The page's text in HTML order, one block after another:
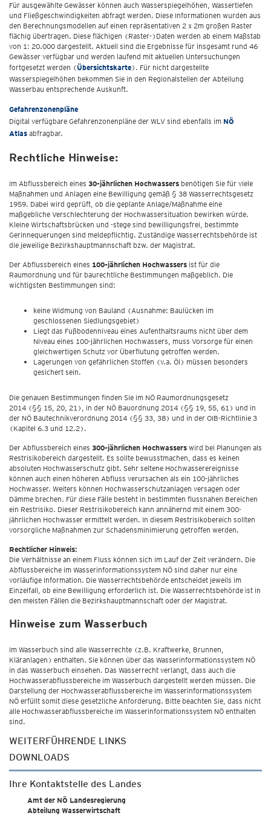
Für ausgewählte Gewässer können auch Wasserspiegelhöhen, Wassertiefen
und Fließgeschwindigkeiten abfragt werden. Diese Informationen wurden aus
den Berechnungsmodellen auf einen repräsentativen 2 x 2m großen Raster
flächig übertragen. Diese flächigen (Raster-)Daten werden ab einem Maßstab
von 1: 20.000 dargestellt. Aktuell sind die Ergebnisse für insgesamt rund 46
Gewässer verfügbar und werden laufend mit aktuellen Untersuchungen
fortgesetzt werden (Übersichtskarte). Für nicht dargestellte
Wasserspiegelhöhen bekommen Sie in den Regionalstellen der Abteilung
Wasserbau entsprechende Auskunft.
Gefahrenzonenpläne
Digital verfügbare Gefahrenzonenpläne der WLV sind ebenfalls im NÖ
Atlas abfragbar.
Rechtliche Hinweise:
Im Abflussbereich eines 30-jährlichen Hochwassers benötigen Sie für viele
Maßnahmen und Anlagen eine Bewilligung gemäß § 38 Wasserrechtsgesetz
1959. Dabei wird geprüft, ob die geplante Anlage/Maßnahme eine
maßgebliche Verschlechterung der Hochwassersituation bewirken würde.
Kleine Wirtschaftsbrücken und -stege sind bewilligungsfrei, bestimmte
Gerinnequerungen sind meldepflichtig. Zuständige Wasserrechtsbehörde ist
die jeweilige Bezirkshauptmannschaft bzw. der Magistrat.
Der Abflussbereich eines 100-jährlichen Hochwassers ist für die
Raumordnung und für baurechtliche Bestimmungen maßgeblich. Die
wichtigsten Bestimmungen sind:
keine Widmung von Bauland (Ausnahme: Baulücken im
geschlossenen Siedlungsgebiet)
Liegt das Fußbodenniveau eines Aufenthaltsraums nicht über dem
Niveau eines 100-jährlichen Hochwassers, muss Vorsorge für einen
gleichwertigen Schutz vor Überflutung getroffen werden.
Lagerungen von gefährlichen Stoffen (v.a. Öl) müssen besonders
gesichert sein.
Die genauen Bestimmungen finden Sie im NÖ Raumordnungsgesetz
2014 (§§ 15, 20, 21), in der NÖ Bauordnung 2014 (§§ 19, 55, 61) und in
der NÖ Bautechnikverordnung 2014 (§§ 33, 38) und in der OIB-Richtlinie 3
(Kapitel 6.3 und 12.2).
Der Abflussbereich eines 300-jährlichen Hochwassers wird bei Planungen als
Restrisikobereich dargestellt. Es sollte bewusstmachen, dass es keinen
absoluten Hochwasserschutz gibt. Sehr seltene Hochwasserereignisse
können auch einen höheren Abfluss verursachen als ein 100-jährliches
Hochwasser. Weiters können Hochwasserschutzanlagen versagen oder
Dämme brechen. Für diese Fälle besteht in bestimmten flussnahen Bereichen
ein Restrisiko. Dieser Restrisikobereich kann annähernd mit einem 300-
jährlichen Hochwasser ermittelt werden. In diesem Restrisikobereich sollten
vorsorgliche Maßnahmen zur Schadensminimierung getroffen werden.
Rechtlicher Hinweis:
Die Verhältnisse an einem Fluss können sich im Lauf der Zeit verändern. Die
Abflussbereiche im Wasserinformationssystem NÖ sind daher nur eine
vorläufige Information. Die Wasserrechtsbehörde entscheidet jeweils im
Einzelfall, ob eine Bewilligung erforderlich ist. Die Wasserrechtsbehörde ist in
den meisten Fällen die Bezirkshauptmannschaft oder der Magistrat.
Hinweise zum Wasserbuch
Im Wasserbuch sind alle Wasserrechte (z.B. Kraftwerke, Brunnen,
Kläranlagen) enthalten. Sie können über das Wasserinformationssystem NÖ
in das Wasserbuch einsehen. Das Wasserrecht verlangt, dass auch die
Hochwasserabflussbereiche im Wasserbuch dargestellt werden müssen. Die
Darstellung der Hochwasserabflussbereiche im Wasserinformationssystem
NÖ erfüllt somit diese gesetzliche Anforderung. Bitte beachten Sie, dass nicht
alle Hochwasserabflussbereiche im Wasserinformationssystem NÖ enthalten
sind.
WEITERFÜHRENDE LINKS
DOWNLOADS
Ihre Kontaktstelle des Landes
Amt der NÖ Landesregierung
Abteilung Wasserwirtschaft